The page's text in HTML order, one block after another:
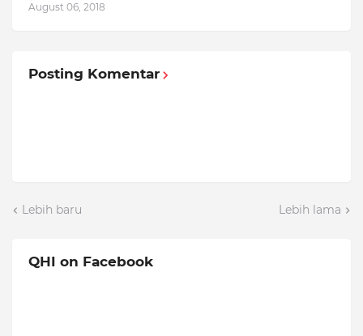
August 06, 2018
Posting Komentar
Lebih baru Lebih lama
QHI on Facebook